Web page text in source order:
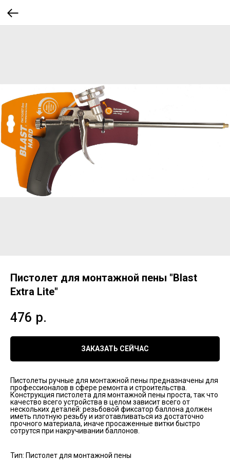
Пистолет для монтажной пены "Blast
Extra Lite"
476 р.
ЗАКАЗАТЬ СЕЙЧАС
Пистолеты ручные для монтажной пены предназначены для
профессионалов в сфере ремонта и строительства.
Конструкция пистолета для монтажной пены проста, так что
качество всего устройства в целом зависит всего от
нескольких деталей: резьбовой фиксатор баллона должен
иметь плотную резьбу и изготавливаться из достаточно
прочного материала, иначе просаженные витки быстро
сотрутся при накручивании баллонов.
Тип: Пистолет для монтажной пены